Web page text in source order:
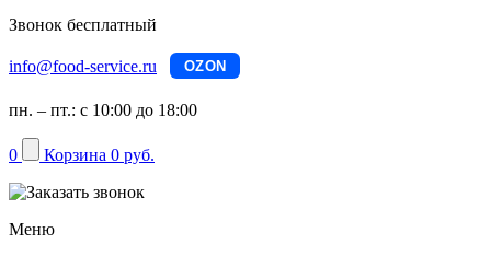
Звонок бесплатный
info@food-service.ru OZON
пн. – пт.: с 10:00 до 18:00
0 Корзина 0 руб.
Меню